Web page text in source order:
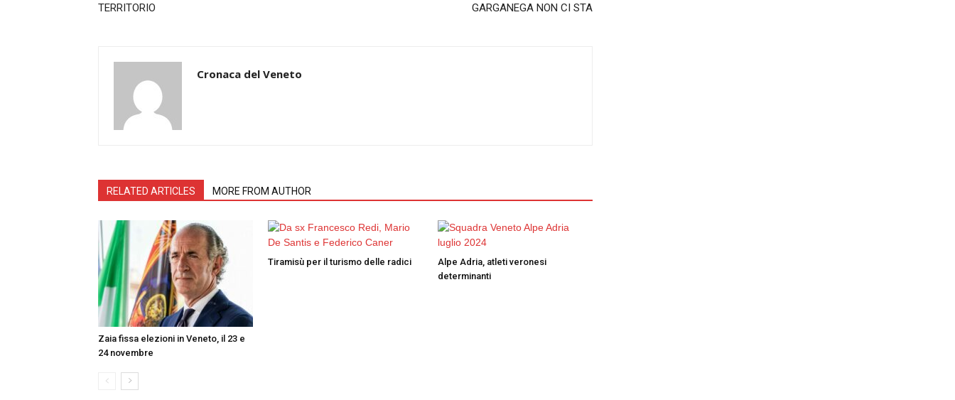
TERRITORIO
GARGANEGA NON CI STA
Cronaca del Veneto
RELATED ARTICLES MORE FROM AUTHOR
Zaia fissa elezioni in Veneto, il 23 e
24 novembre
Tiramisù per il turismo delle radici
Alpe Adria, atleti veronesi
determinanti